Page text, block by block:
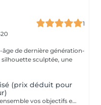
1
de dernière génération-
sculptée, une
(prix déduit pour
Réservez votre bilan afin de définir ensemble vos objectifs et determiner le protocole de remodelage corporel le plus adapté à votre silhouette Des personnes peuvent présenter des contre-indications à certains traitements. Il est donc préférable de réserver un bilan silhouette avant tout achat de soin.